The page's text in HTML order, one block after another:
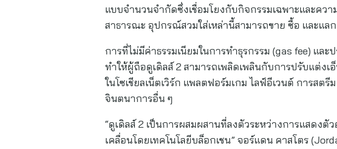
แบบจำนวนจำกัดซึ่งเชื่อมโยงกับกิจกรรมเฉพาะและค
สาธารณะ อุปกรณ์สวมใส่เหล่านี้สามารถขาย ซื้อ และแล
การที่ไม่มีค่าธรรมเนียมในการทำธุรกรรม (gas fee) แล
ทำให้ผู้ถือดูเดิลส์ 2 สามารถเพลิดเพลินกับการปรับแต่ง
ในโซเชียลเน็ตเวิร์ก แพลตฟอร์มเกม ไลฟ์อีเวนต์ การสต
จินตนาการอื่น ๆ
“ดูเดิลส์ 2 เป็นการผสมผสานที่ลงตัวระหว่างการแสดง
เคลื่อนโดยเทคโนโลยีบล็อกเชน” จอร์แดน คาสโตร